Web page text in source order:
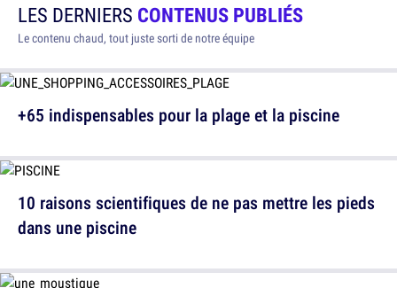
LES DERNIERS CONTENUS PUBLIÉS
Le contenu chaud, tout juste sorti de notre équipe
+65 indispensables pour la plage et la piscine
10 raisons scientifiques de ne pas mettre les pieds
dans une piscine